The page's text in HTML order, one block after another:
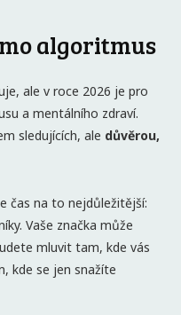
algoritmus
ale v roce 2026 je pro
a mentálního zdraví.
sledujících, ale důvěrou,
čas na to nejdůležitější:
Vaše značka může
mluvit tam, kde vás
kde se jen snažíte